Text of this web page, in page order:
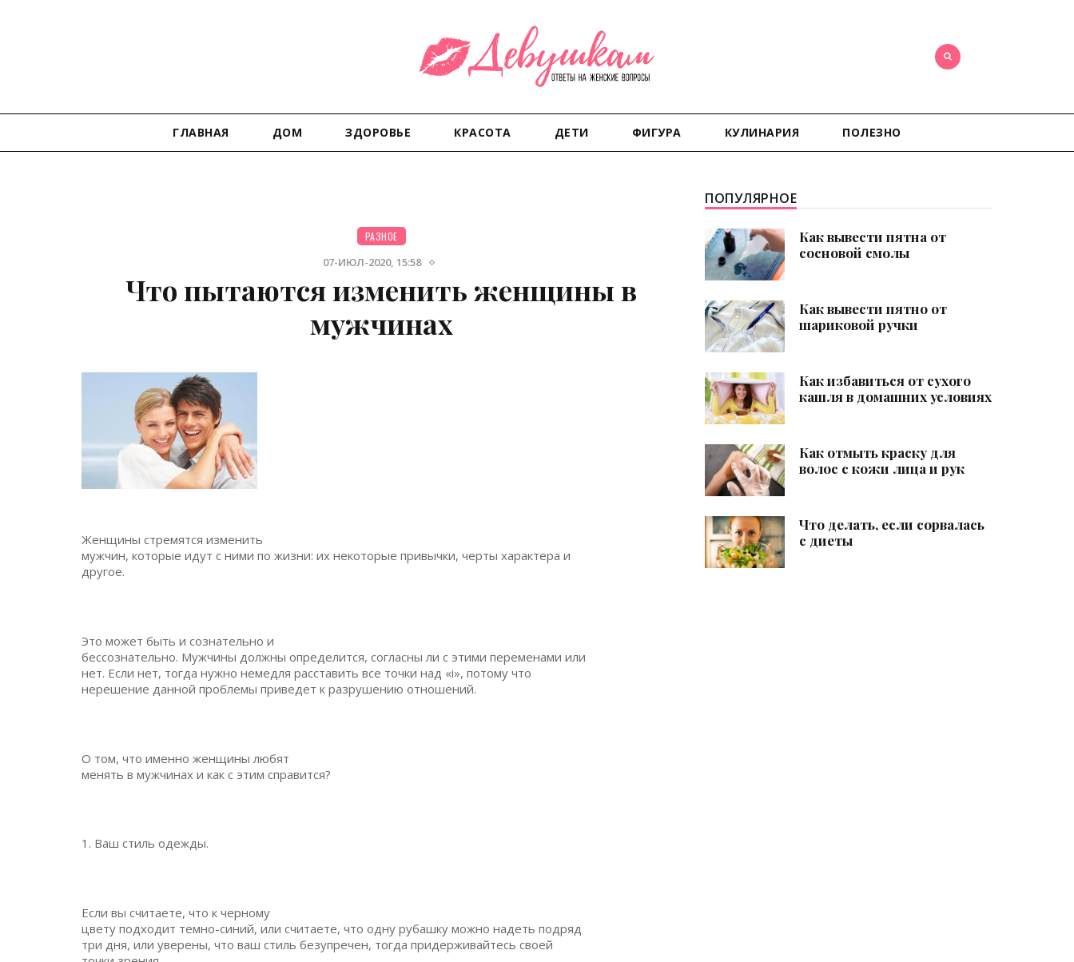
ГЛАВНАЯ ДОМ ЗДОРОВЬЕ КРАСОТА ДЕТИ ФИГУРА КУЛИНАРИЯ ПОЛЕЗНО
РАЗНОЕ
07-ИЮЛ-2020, 15:58
Что пытаются изменить женщины в
мужчинах
Женщины стремятся изменить
мужчин, которые идут с ними по жизни: их некоторые привычки, черты характера и
другое.
Это может быть и сознательно и
бессознательно. Мужчины должны определится, согласны ли с этими переменами или
нет. Если нет, тогда нужно немедля расставить все точки над «i», потому что
нерешение данной проблемы приведет к разрушению отношений.
О том, что именно женщины любят
менять в мужчинах и как с этим справится?
1. Ваш стиль одежды.
Если вы считаете, что к черному
цвету подходит темно-синий, или считаете, что одну рубашку можно надеть подряд
три дня, или уверены, что ваш стиль безупречен, тогда придерживайтесь своей
ПОПУЛЯРНОЕ
Как вывести пятна от
сосновой смолы
Как вывести пятно от
шариковой ручки
Как избавиться от сухого
кашля в домашних условиях
Как отмыть краску для
волос с кожи лица и рук
Что делать, если сорвалась
с диеты